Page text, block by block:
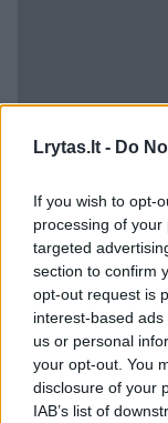
Lrytas.lt - Do
If you wish to opt-
processing of
targeted
section to confirm
opt-out request is
interest-based
us or personal
your opt-out. You
disclosure of your
IAB’s list of
Po smūgio
vairuotoją iš
įvykio vietą